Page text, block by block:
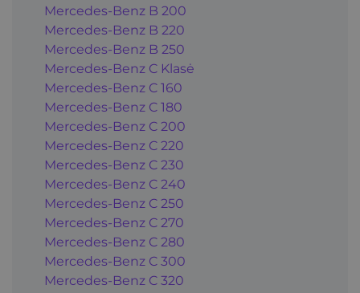
Mercedes-Benz B 200
Mercedes-Benz B 220
Mercedes-Benz B 250
Mercedes-Benz C Klasė
Mercedes-Benz C 160
Mercedes-Benz C 180
Mercedes-Benz C 200
Mercedes-Benz C 220
Mercedes-Benz C 230
Mercedes-Benz C 240
Mercedes-Benz C 250
Mercedes-Benz C 270
Mercedes-Benz C 280
Mercedes-Benz C 300
Mercedes-Benz C 320